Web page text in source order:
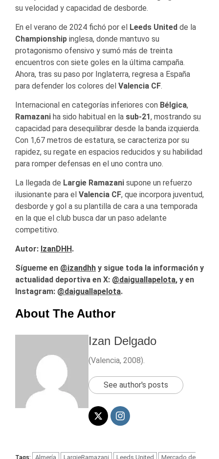
su velocidad y capacidad de desborde.
En el verano de 2024 fichó por el Leeds United de la
Championship inglesa, donde mantuvo su
protagonismo ofensivo y sumó más de treinta
encuentros con siete goles en la última campaña.
Ahora, tras su paso por Inglaterra, regresa a España
para defender los colores del Valencia CF.
Internacional en categorías inferiores con Bélgica,
Ramazani ha sido habitual en la sub-21, mostrando su
capacidad para desequilibrar desde la banda izquierda.
Con 1,67 metros de estatura, se caracteriza por su
rapidez, su regate en espacios reducidos y su habilidad
para romper defensas en el uno contra uno.
La llegada de Largie Ramazani supone un refuerzo
ilusionante para el Valencia CF, que incorpora juventud,
desborde y gol a su plantilla de cara a una temporada
en la que el club busca dar un paso adelante
competitivo.
Autor: IzanDHH.
Sígueme en @izandhh y sigue toda la información y
actualidad deportiva en X: @daiguallapelota, y en
Instagram: @daiguallapelota.
About The Author
Izan Delgado
(Valencia, 2008).
See author's posts
Tags: Almería LargieRamazani Leeds United
Mercado de